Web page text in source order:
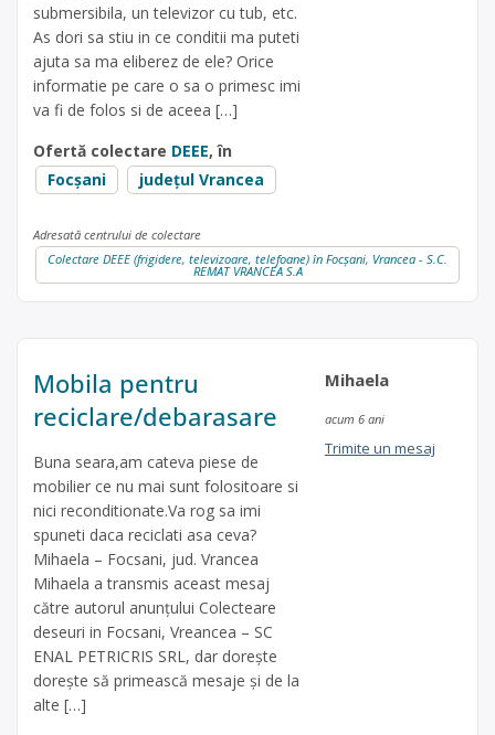
submersibila, un televizor cu tub, etc.
As dori sa stiu in ce conditii ma puteti
ajuta sa ma eliberez de ele? Orice
informatie pe care o sa o primesc imi
va fi de folos si de aceea […]
Ofertă colectare DEEE, în
Focșani
județul Vrancea
Adresată centrului de colectare
Colectare DEEE (frigidere, televizoare, telefoane) în Focșani, Vrancea - S.C.
REMAT VRANCEA S.A
Mobila pentru
reciclare/debarasare
Buna seara,am cateva piese de
mobilier ce nu mai sunt folositoare si
nici reconditionate.Va rog sa imi
spuneti daca reciclati asa ceva?
Mihaela – Focsani, jud. Vrancea
Mihaela a transmis aceast mesaj
către autorul anunțului Colecteare
deseuri in Focsani, Vreancea – SC
ENAL PETRICRIS SRL, dar dorește
dorește să primească mesaje și de la
alte […]
Mihaela
acum 6 ani
Trimite un mesaj